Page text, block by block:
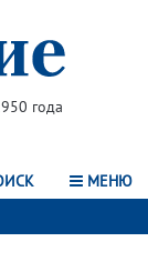
года
МЕНЮ